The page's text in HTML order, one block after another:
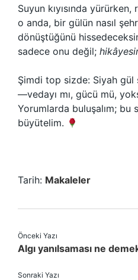
Suyun kıyısında yürürken,
o anda, bir gülün nasıl
dönüştüğünü
sadece onu değil;
Şimdi top sizde: Siyah
—vedayı mı, gücü mü,
Yorumlarda buluşalım; bu
büyütelim.
Tarih: Makaleler
Önceki Yazı
Algı yanılsaması ne
Sonraki Yazı